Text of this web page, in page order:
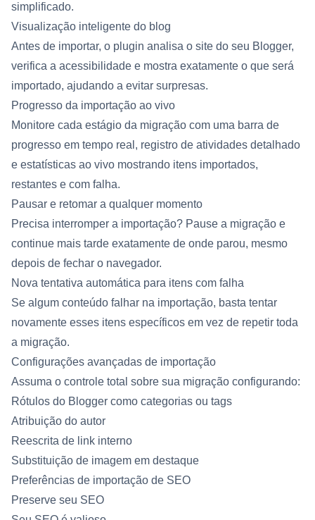
simplificado.
Visualização inteligente do blog
Antes de importar, o plugin analisa o site do seu Blogger,
verifica a acessibilidade e mostra exatamente o que será
importado, ajudando a evitar surpresas.
Progresso da importação ao vivo
Monitore cada estágio da migração com uma barra de
progresso em tempo real, registro de atividades detalhado
e estatísticas ao vivo mostrando itens importados,
restantes e com falha.
Pausar e retomar a qualquer momento
Precisa interromper a importação? Pause a migração e
continue mais tarde exatamente de onde parou, mesmo
depois de fechar o navegador.
Nova tentativa automática para itens com falha
Se algum conteúdo falhar na importação, basta tentar
novamente esses itens específicos em vez de repetir toda
a migração.
Configurações avançadas de importação
Assuma o controle total sobre sua migração configurando:
Rótulos do Blogger como categorias ou tags
Atribuição do autor
Reescrita de link interno
Substituição de imagem em destaque
Preferências de importação de SEO
Preserve seu SEO